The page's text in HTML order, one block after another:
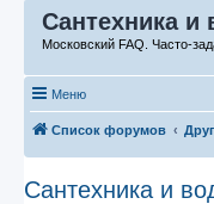
Сантехника и
Московский FAQ. Часто-
Меню
Список форумов
Сантехника и